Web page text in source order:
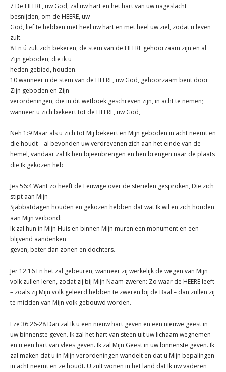
7 De HEERE, uw God, zal uw hart en het hart van uw nageslacht
besnijden, om de HEERE, uw
God, lief te hebben met heel uw hart en met heel uw ziel, zodat u leven
zult.
8 En ú zult zich bekeren, de stem van de HEERE gehoorzaam zijn en al
Zijn geboden, die ik u
heden gebied, houden.
10 wanneer u de stem van de HEERE, uw God, gehoorzaam bent door
Zijn geboden en Zijn
verordeningen, die in dit wetboek geschreven zijn, in acht te nemen;
wanneer u zich bekeert tot de HEERE, uw God,
Neh 1:9 Maar als u zich tot Mij bekeert en Mijn geboden in acht neemt en
die houdt – al bevonden uw verdrevenen zich aan het einde van de
hemel, vandaar zal Ik hen bijeenbrengen en hen brengen naar de plaats
die Ik gekozen heb
Jes 56:4 Want zo heeft de Eeuwige over de sterielen gesproken, Die zich
stipt aan Mijn
Sjabbatdagen houden en gekozen hebben dat wat Ik wil en zich houden
aan Mijn verbond:
Ik zal hun in Mijn Huis en binnen Mijn muren een monument en een
blijvend aandenken
geven, beter dan zonen en dochters.
Jer 12:16 En het zal gebeuren, wanneer zij werkelijk de wegen van Mijn
volk zullen leren, zodat zij bij Mijn Naam zweren: Zo waar de HEERE leeft
– zoals zij Mijn volk geleerd hebben te zweren bij de Baäl – dan zullen zij
te midden van Mijn volk gebouwd worden.
Eze 36:26-28 Dan zal Ik u een nieuw hart geven en een nieuwe geest in
uw binnenste geven. Ik zal het hart van steen uit uw lichaam wegnemen
en u een hart van vlees geven. Ik zal Mijn Geest in uw binnenste geven. Ik
zal maken dat u in Mijn verordeningen wandelt en dat u Mijn bepalingen
in acht neemt en ze houdt. U zult wonen in het land dat Ik uw vaderen